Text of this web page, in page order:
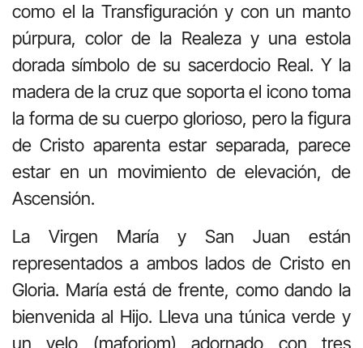
como el la Transfiguración y con un manto
púrpura, color de la Realeza y una estola
dorada símbolo de su sacerdocio Real. Y la
madera de la cruz que soporta el icono toma
la forma de su cuerpo glorioso, pero la figura
de Cristo aparenta estar separada, parece
estar en un movimiento de elevación, de
Ascensión.
La Virgen María y San Juan están
representados a ambos lados de Cristo en
Gloria. María está de frente, como dando la
bienvenida al Hijo. Lleva una túnica verde y
un velo (maforiom) adornado con tres